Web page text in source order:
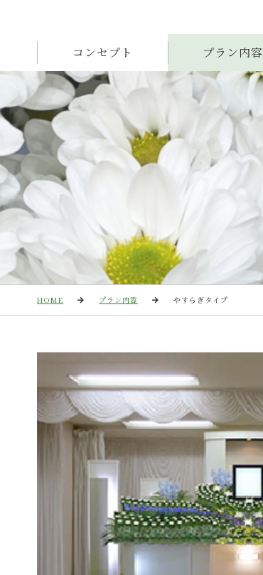
コンセプト プラン内容
HOME プラン内容 やすらぎタイプ